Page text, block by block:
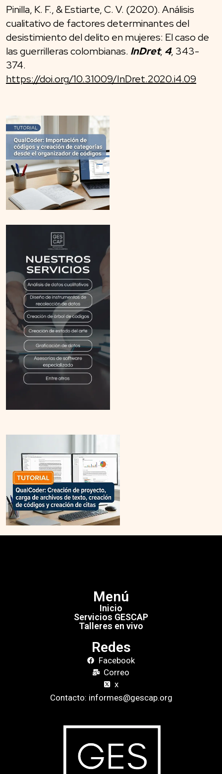
Pinilla, K. F., & Estiarte, C. V. (2020). Análisis
cualitativo de factores determinantes del
desistimiento del delito en mujeres: El caso de
las guerrilleras colombianas. InDret, 4, 343-
374.
https://doi.org/10.31009/InDret.2020.i4.09
Menú
Inicio
Servicios GESCAP
Talleres en vivo
Redes
Facebook
Correo
x
Contacto: informes@gescap.org